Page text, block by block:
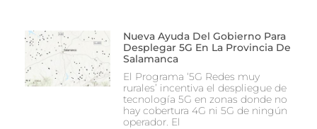
Nueva Ayuda Del Gobierno Para
Desplegar 5G En La Provincia De
Salamanca
El Programa ‘5G Redes muy
rurales’ incentiva el despliegue de
tecnología 5G en zonas donde no
hay cobertura 4G ni 5G de ningún
operador. El